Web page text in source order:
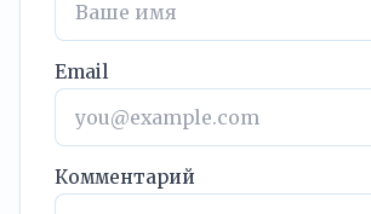
Email
Комментарий